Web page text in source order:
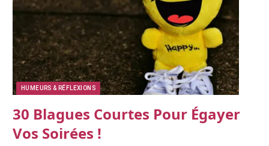
HUMEURS & RÉFLEXIONS
30 Blagues Courtes Pour Égayer
Vos Soirées !